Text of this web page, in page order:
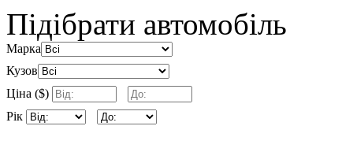
Підібрати автомобіль
Марка
Кузов
Ціна ($)
Рік